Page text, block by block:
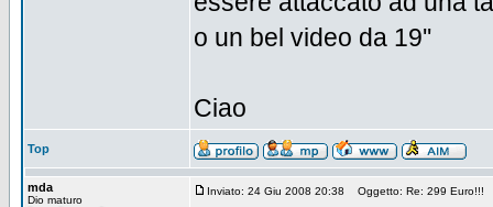
o un bel video da 19''
Ciao
Top
mda
Dio maturo
Inviato: 24 Giu 2008 20:38 Oggetto: Re: 299 Euro!!!